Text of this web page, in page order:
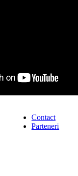
Contact
Parteneri